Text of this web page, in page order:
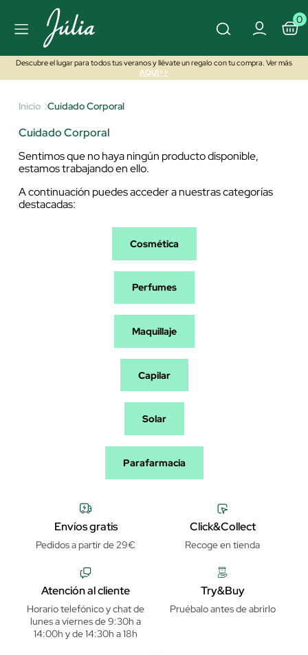
0
Descubre el lugar para todos tus veranos y llévate un regalo con tu compra. Ver más
AQUÍ>>
Inicio Cuidado Corporal
Cuidado Corporal
Sentimos que no haya ningún producto disponible,
estamos trabajando en ello.
A continuación puedes acceder a nuestras categorías
destacadas:
Cosmética
Perfumes
Maquillaje
Capilar
Solar
Parafarmacia
Envíos gratis
Pedidos a partir de 29€
Click&Collect
Recoge en tienda
Atención al cliente
Horario telefónico y chat de
lunes a viernes de 9:30h a
14:00h y de 14:30h a 18h
Try&Buy
Pruébalo antes de abrirlo